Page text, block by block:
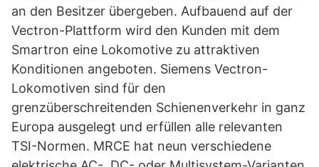
an den Besitzer übergeben. Aufbauend auf der
Vectron-Plattform wird den Kunden mit dem
Smartron eine Lokomotive zu attraktiven
Konditionen angeboten. Siemens Vectron-
Lokomotiven sind für den
grenzüberschreitenden Schienenverkehr in ganz
Europa ausgelegt und erfüllen alle relevanten
TSI-Normen. MRCE hat neun verschiedene